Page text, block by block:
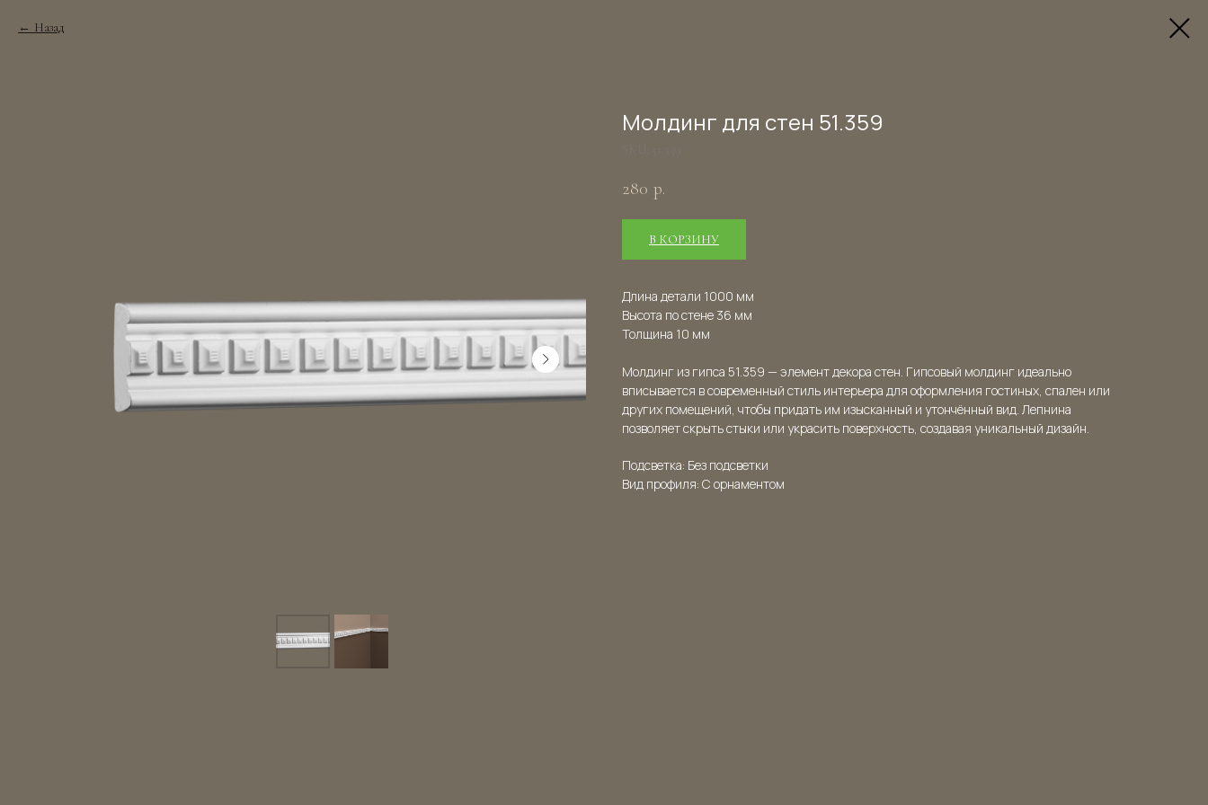
Назад
Молдинг для стен 51.359
280 р.
В КОРЗИНУ
Длина детали 1000 мм
Высота по стене 36 мм
Толщина 10 мм
Молдинг из гипса 51.359 — элемент декора стен. Гипсовый молдинг идеально
вписывается в современный стиль интерьера для оформления гостиных, спален или
других помещений, чтобы придать им изысканный и утончённый вид. Лепнина
позволяет скрыть стыки или украсить поверхность, создавая уникальный дизайн.
Подсветка: Без подсветки
Вид профиля: С орнаментом